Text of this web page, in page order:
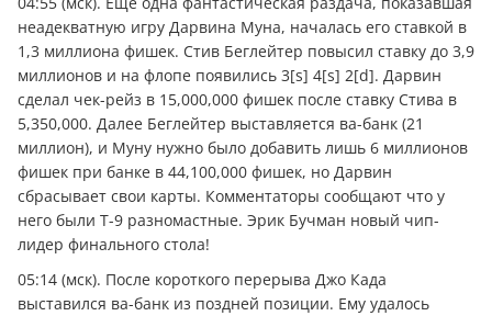
неадекватную игру Дарвина Муна, началась его ставкой в
1,3 миллиона фишек. Стив Беглейтер повысил ставку до 3,9
миллионов и на флопе появились 3[s] 4[s] 2[d]. Дарвин
сделал чек-рейз в 15,000,000 фишек после ставку Стива в
5,350,000. Далее Беглейтер выставляется ва-банк (21
миллион), и Муну нужно было добавить лишь 6 миллионов
фишек при банке в 44,100,000 фишек, но Дарвин
сбрасывает свои карты. Комментаторы сообщают что у
него были T-9 разномастные. Эрик Бучман новый чип-
лидер финального стола!
05:14 (мск). После короткого перерыва Джо Када
выставился ва-банк из поздней позиции. Ему удалось